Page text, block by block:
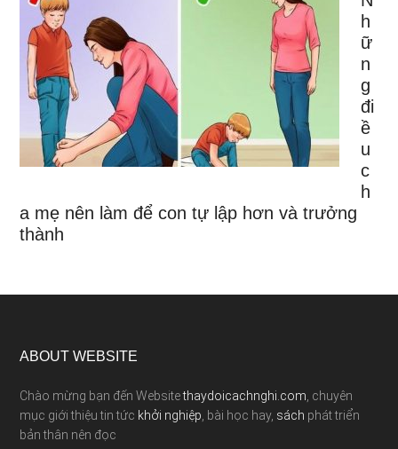
h
ữ
n
g
đi
ề
u
c
h
a mẹ nên làm để con tự lập hơn và trưởng
thành
ABOUT WEBSITE
Chào mừng bạn đến Websitethaydoicachnghi.com, chuyên
mục giới thiệu tin tức khởi nghiệp, bài học hay, sách phát triển
bản thân nên đọc